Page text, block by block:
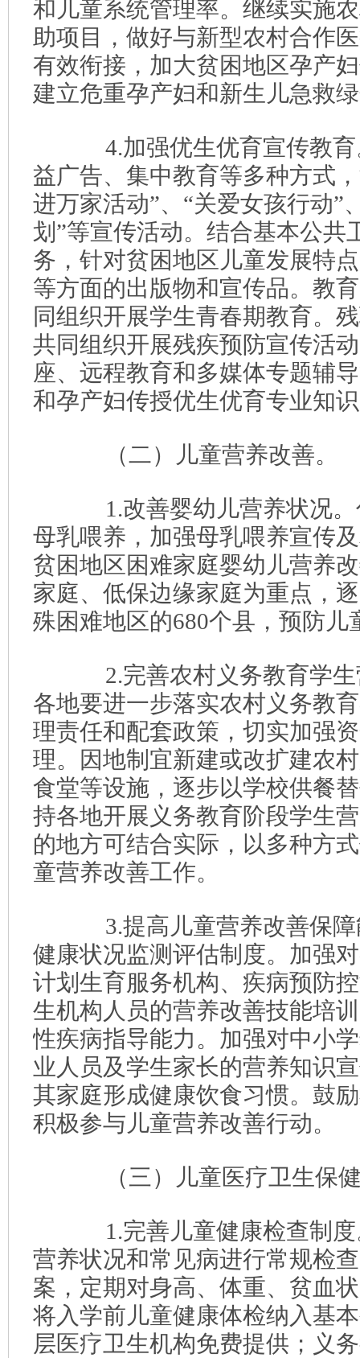
和儿童系统管理率。继续实施
助项目，做好与新型农村合作
有效衔接，加大贫困地区孕产
建立危重孕产妇和新生儿急救
4.加强优生优育宣传教育
益广告、集中教育等多种方式
进万家活动”、“关爱女孩行动”
划”等宣传活动。结合基本公共
务，针对贫困地区儿童发展特
等方面的出版物和宣传品。教
同组织开展学生青春期教育。
共同组织开展残疾预防宣传活
座、远程教育和多媒体专题辅
和孕产妇传授优生优育专业知
（二）儿童营养改善。
1.改善婴幼儿营养状况。
母乳喂养，加强母乳喂养宣传
贫困地区困难家庭婴幼儿营养
家庭、低保边缘家庭为重点，
殊困难地区的680个县，预防儿
2.完善农村义务教育学生
各地要进一步落实农村义务教
理责任和配套政策，切实加强
理。因地制宜新建或改扩建农
食堂等设施，逐步以学校供餐
持各地开展义务教育阶段学生
的地方可结合实际，以多种方
童营养改善工作。
3.提高儿童营养改善保障
健康状况监测评估制度。加强
计划生育服务机构、疾病预防
生机构人员的营养改善技能培
性疾病指导能力。加强对中小
业人员及学生家长的营养知识
其家庭形成健康饮食习惯。鼓
积极参与儿童营养改善行动。
（三）儿童医疗卫生保
1.完善儿童健康检查制度
营养状况和常见病进行常规检
案，定期对身高、体重、贫血
将入学前儿童健康体检纳入基
层医疗卫生机构免费提供；义